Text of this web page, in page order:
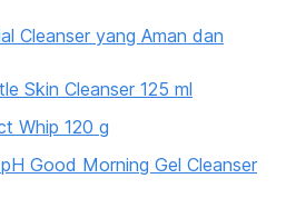
Cleanser yang Aman dan
Skin Cleanser 125 ml
Whip 120 g
Good Morning Gel Cleanser